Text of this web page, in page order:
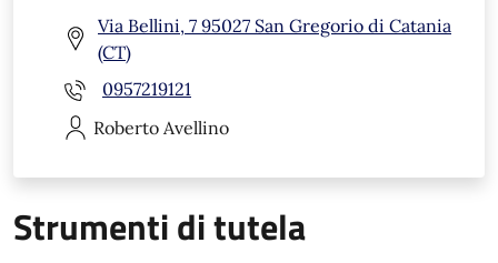
Via Bellini, 7 95027 San Gregorio di Catania
(CT)
0957219121
Roberto Avellino
Strumenti di tutela